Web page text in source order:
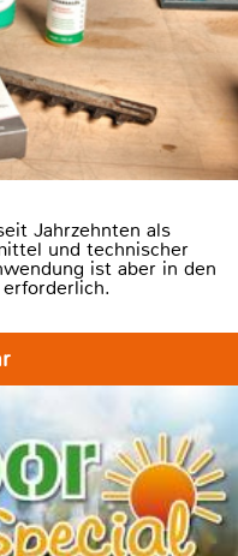
Jahrzehnten als
und technischer
ist aber in den